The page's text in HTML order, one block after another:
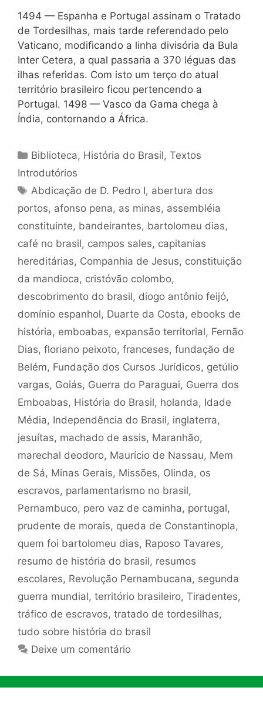
1494 — Espanha e Portugal assinam o Tratado
de Tordesilhas, mais tarde referendado pelo
Vaticano, modificando a linha divisória da Bula
Inter Cetera, a qual passaria a 370 léguas das
ilhas referidas. Com isto um terço do atual
território brasileiro ficou pertencendo a
Portugal. 1498 — Vasco da Gama chega à
Índia, contornando a África.
Categorias
Biblioteca, História do Brasil,Textos
Introdutórios
Tags
Abdicação de D. Pedro I, abertura dos
portos, afonso pena, as minas, assembléia
constituinte, bandeirantes, bartolomeu dias,
café no brasil, campos sales, capitanias
hereditárias, Companhia de Jesus, constituição
da mandioca, cristóvão colombo,
descobrimento do brasil, diogo antônio feijó,
domínio espanhol, Duarte da Costa, ebooks de
história, emboabas, expansão territorial, Fernão
Dias, floriano peixoto, franceses, fundação de
Belém, Fundação dos Cursos Jurídicos, getúlio
vargas, Goiás, Guerra do Paraguai, Guerra dos
Emboabas, História do Brasil, holanda, Idade
Média, Independência do Brasil, inglaterra,
jesuítas, machado de assis, Maranhão,
marechal deodoro, Maurício de Nassau, Mem
de Sá, Minas Gerais, Missões, Olinda, os
escravos, parlamentarismo no brasil,
Pernambuco, pero vaz de caminha, portugal,
prudente de morais, queda de Constantinopla,
quem foi bartolomeu dias, Raposo Tavares,
resumo de história do brasil, resumos
escolares, Revolução Pernambucana, segunda
guerra mundial, território brasileiro, Tiradentes,
tráfico de escravos, tratado de tordesilhas,
tudo sobre história do brasil
Deixe um comentário